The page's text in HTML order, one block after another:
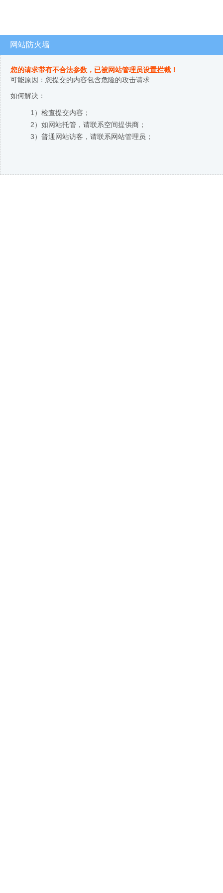
网站防火墙
您的请求带有不合法参数，已被网站管理员设置拦截！
可能原因：您提交的内容包含危险的攻击请求
如何解决：
1）检查提交内容；
2）如网站托管，请联系空间提供商；
3）普通网站访客，请联系网站管理员；